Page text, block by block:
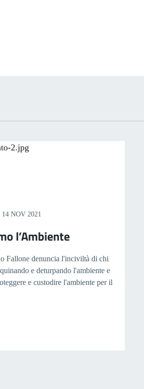
14 NOV 2021
l’Ambiente
Fallone denuncia l'inciviltà di chi
e deturpando l'ambiente e
e custodire l'ambiente per il